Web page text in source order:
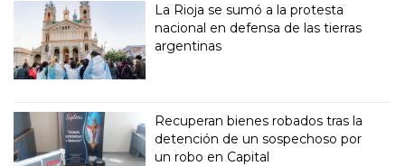
La Rioja se sumó a la protesta
nacional en defensa de las tierras
argentinas
Recuperan bienes robados tras la
detención de un sospechoso por
un robo en Capital